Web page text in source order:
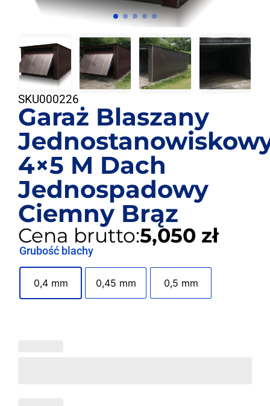
SKU000226
Garaż Blaszany
4×5 M Dach
Jednospadowy
Ciemny Brąz
Cena brutto:5,050 zł
Grubość blachy
0,4 mm 0,45 mm 0,5 mm